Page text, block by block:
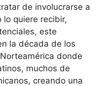
de involucrarse a
lo quiere recibir,
este
la década de los
donde
muchos de
creando una